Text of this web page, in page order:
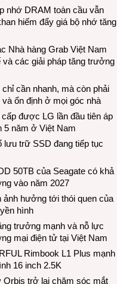
nhớ DRAM toàn cầu vẫn
hiếm đẩy giá bộ nhớ tăng
Nhà hàng Grab Việt Nam
các giải pháp tăng trưởng
chỉ cần nhanh, mà còn phải
và ổn định ở mọi góc nhà
được LG lần đầu tiên áp
5 năm ở Việt Nam
lưu trữ SSD đang tiếp tục
50TB của Seagate có khả
vào năm 2027
ảnh hưởng tới thói quen của
hình
trưởng mạnh và nỗ lực
mại điện tử tại Việt Nam
Rimbook L1 Plus mạnh
16 inch 2.5K
Orbis trở lại chăm sóc mắt